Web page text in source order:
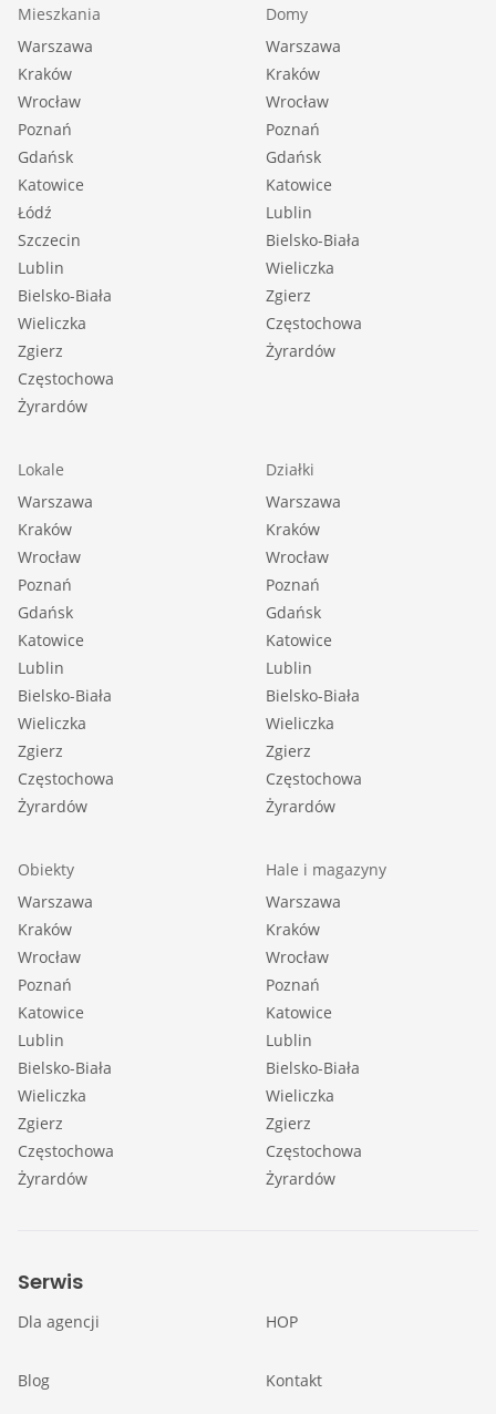
Mieszkania
Warszawa
Kraków
Wrocław
Poznań
Gdańsk
Katowice
Łódź
Szczecin
Lublin
Bielsko-Biała
Wieliczka
Zgierz
Częstochowa
Żyrardów
Domy
Warszawa
Kraków
Wrocław
Poznań
Gdańsk
Katowice
Lublin
Bielsko-Biała
Wieliczka
Zgierz
Częstochowa
Żyrardów
Lokale
Warszawa
Kraków
Wrocław
Poznań
Gdańsk
Katowice
Lublin
Bielsko-Biała
Wieliczka
Zgierz
Częstochowa
Żyrardów
Działki
Warszawa
Kraków
Wrocław
Poznań
Gdańsk
Katowice
Lublin
Bielsko-Biała
Wieliczka
Zgierz
Częstochowa
Żyrardów
Obiekty
Warszawa
Kraków
Wrocław
Poznań
Katowice
Lublin
Bielsko-Biała
Wieliczka
Zgierz
Częstochowa
Żyrardów
Hale i magazyny
Warszawa
Kraków
Wrocław
Poznań
Katowice
Lublin
Bielsko-Biała
Wieliczka
Zgierz
Częstochowa
Żyrardów
Serwis
Dla agencji HOP
Blog Kontakt